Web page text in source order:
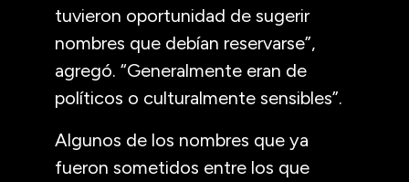
tuvieron oportunidad de sugerir
nombres que debían reservarse”,
agregó. “Generalmente eran de
políticos o culturalmente sensibles”.
Algunos de los nombres que ya
fueron sometidos entre los que